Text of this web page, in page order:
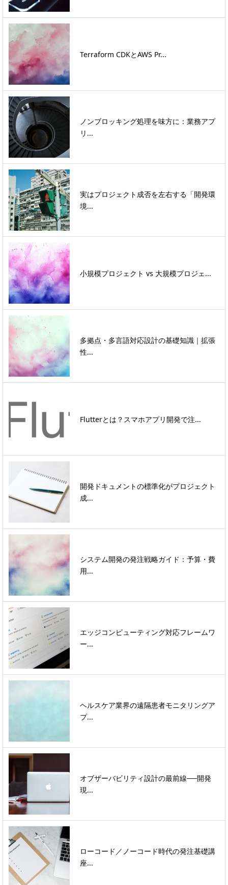
Terraform CDKとAWS Pr...
ノンブロッキング処理を味方に：業務アプ
リ...
実はプロジェクト成否を左右する「開発環
境...
小規模プロジェクト vs 大規模プロジェ...
多拠点・多言語対応設計の基礎知識｜拡張
性...
Flutterとは？スマホアプリ開発で注...
開発ドキュメントの標準化がプロジェクト
成...
システム開発の発注戦略ガイド：予算・費
用...
エッジコンピューティング対応フレームワ
ー...
ヘルスケア業界の遠隔患者モニタリングア
プ...
オブザーバビリティ設計の最前線──開発
現...
ローコード／ノーコード時代の発注基礎講
座...